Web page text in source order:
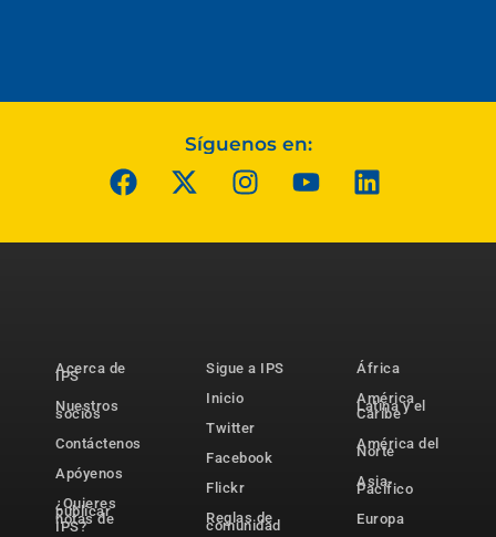
Síguenos en:
Acerca de
IPS
Nuestros
socios
Contáctenos
Apóyenos
¿Quieres
publicar
notas de
IPS?
Sigue a IPS
Inicio
Twitter
Facebook
Flickr
Reglas de
comunidad
África
América
Latina y el
Caribe
América del
Norte
Asia-
Pacífico
Europa